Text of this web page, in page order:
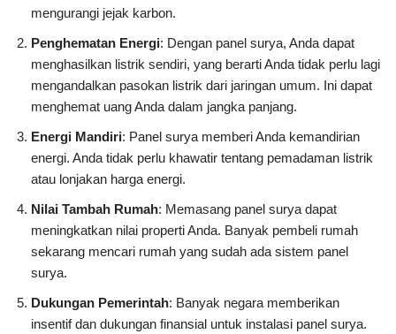
mengurangi jejak karbon.
Penghematan Energi: Dengan panel surya, Anda dapat
menghasilkan listrik sendiri, yang berarti Anda tidak perlu lagi
mengandalkan pasokan listrik dari jaringan umum. Ini dapat
menghemat uang Anda dalam jangka panjang.
Energi Mandiri: Panel surya memberi Anda kemandirian
energi. Anda tidak perlu khawatir tentang pemadaman listrik
atau lonjakan harga energi.
Nilai Tambah Rumah: Memasang panel surya dapat
meningkatkan nilai properti Anda. Banyak pembeli rumah
sekarang mencari rumah yang sudah ada sistem panel
surya.
Dukungan Pemerintah: Banyak negara memberikan
insentif dan dukungan finansial untuk instalasi panel surya.